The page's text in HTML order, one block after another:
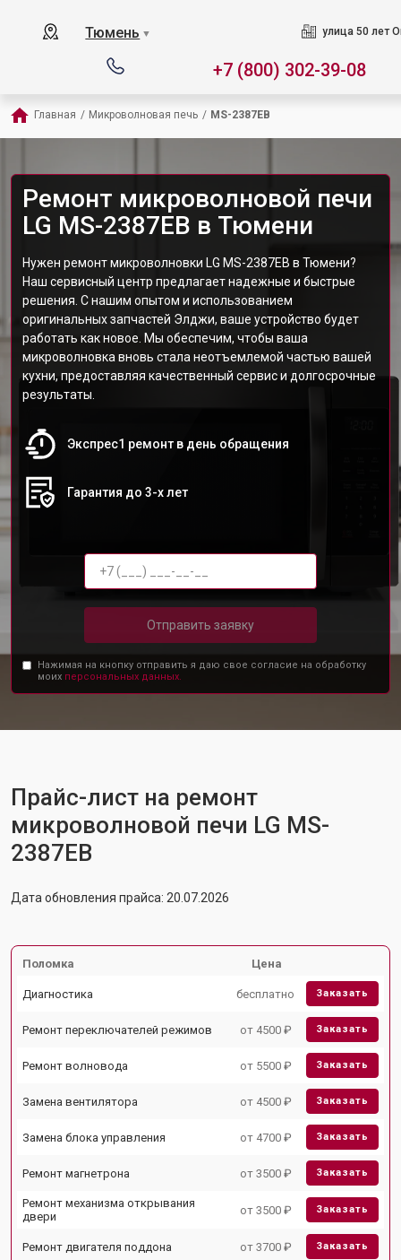
Тюмень ▼ улица 50 лет
+7 (800) 302-39-08
Главная / Микроволновая печь / MS-2387EB
Ремонт микроволновой печи
LG MS-2387EB в Тюмени
Нужен ремонт микроволновки LG MS-2387EB в Тюмени?
Наш сервисный центр предлагает надежные и быстрые
решения. С нашим опытом и использованием
оригинальных запчастей Элджи, ваше устройство будет
работать как новое. Мы обеспечим, чтобы ваша
микроволновка вновь стала неотъемлемой частью вашей
кухни, предоставляя качественный сервис и долгосрочные
результаты.
Экспрес1 ремонт в день обращения
Гарантия до 3-х лет
Отправить заявку
Нажимая на кнопку отправить я даю свое согласие на обработку
моих персональных данных.
Прайс-лист на ремонт
микроволновой печи LG MS-
2387EB
Дата обновления прайса: 20.07.2026
Поломка Цена
Диагностика бесплатно Заказать
Ремонт переключателей режимов от 4500 ₽ Заказать
Ремонт волновода от 5500 ₽ Заказать
Замена вентилятора от 4500 ₽ Заказать
Замена блока управления от 4700 ₽ Заказать
Ремонт магнетрона от 3500 ₽ Заказать
Ремонт механизма открывания
двери
от 3500 ₽ Заказать
Ремонт двигателя поддона от 3700 ₽ Заказать